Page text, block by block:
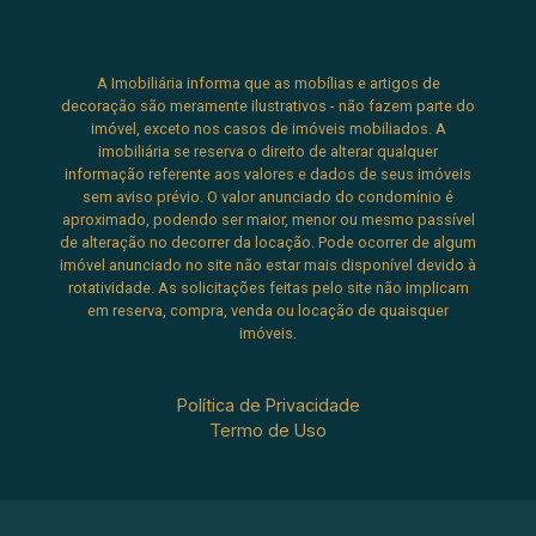
A Imobiliária informa que as mobílias e artigos de
decoração são meramente ilustrativos - não fazem parte do
imóvel, exceto nos casos de imóveis mobiliados. A
imobiliária se reserva o direito de alterar qualquer
informação referente aos valores e dados de seus imóveis
sem aviso prévio. O valor anunciado do condomínio é
aproximado, podendo ser maior, menor ou mesmo passível
de alteração no decorrer da locação. Pode ocorrer de algum
imóvel anunciado no site não estar mais disponível devido à
rotatividade. As solicitações feitas pelo site não implicam
em reserva, compra, venda ou locação de quaisquer
imóveis.
Política de Privacidade
Termo de Uso